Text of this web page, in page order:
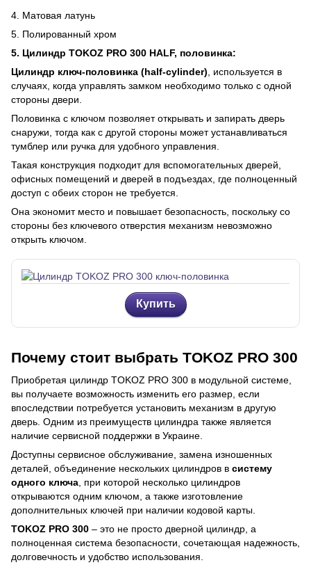
4. Матовая латунь
5. Полированный хром
5. Цилиндр TOKOZ PRO 300 HALF, половинка:
Цилиндр ключ-половинка (half-cylinder) , используется в
случаях, когда управлять замком необходимо только с одной
стороны двери.
Половинка с ключом позволяет открывать и запирать дверь
снаружи, тогда как с другой стороны может устанавливаться
тумблер или ручка для удобного управления.
Такая конструкция подходит для вспомогательных дверей,
офисных помещений и дверей в подъездах, где полноценный
доступ с обеих сторон не требуется.
Она экономит место и повышает безопасность, поскольку со
стороны без ключевого отверстия механизм невозможно
открыть ключом.
Купить
Почему стоит выбрать TOKOZ PRO 300
Приобретая цилиндр TOKOZ PRO 300 в модульной системе,
вы получаете возможность изменить его размер, если
впоследствии потребуется установить механизм в другую
дверь. Одним из преимуществ цилиндра также является
наличие сервисной поддержки в Украине.
Доступны сервисное обслуживание, замена изношенных
деталей, объединение нескольких цилиндров в систему
одного ключа , при которой несколько цилиндров
открываются одним ключом, а также изготовление
дополнительных ключей при наличии кодовой карты.
TOKOZ PRO 300 – это не просто дверной цилиндр, а
полноценная система безопасности, сочетающая надежность,
долговечность и удобство использования.